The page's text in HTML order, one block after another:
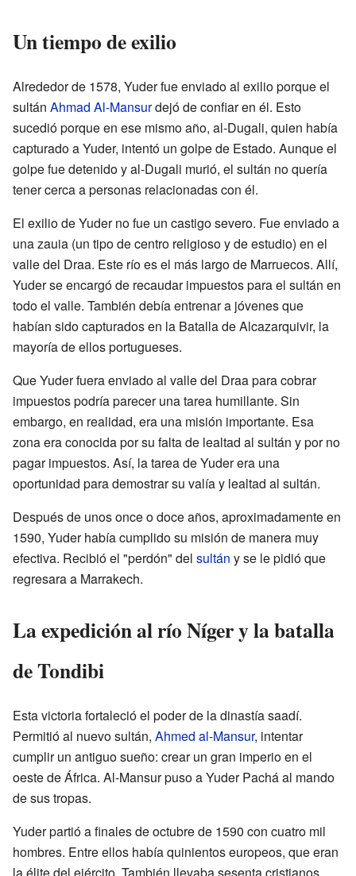
Un tiempo de exilio
Alrededor de 1578, Yuder fue enviado al exilio porque el
sultán Ahmad Al-Mansurdejó de confiar en él. Esto
sucedió porque en ese mismo año, al-Dugali, quien había
capturado a Yuder, intentó un golpe de Estado. Aunque el
golpe fue detenido y al-Dugali murió, el sultán no quería
tener cerca a personas relacionadas con él.
El exilio de Yuder no fue un castigo severo. Fue enviado a
una zauia (un tipo de centro religioso y de estudio) en el
valle del Draa. Este río es el más largo de Marruecos. Allí,
Yuder se encargó de recaudar impuestos para el sultán en
todo el valle. También debía entrenar a jóvenes que
habían sido capturados en la Batalla de Alcazarquivir, la
mayoría de ellos portugueses.
Que Yuder fuera enviado al valle del Draa para cobrar
impuestos podría parecer una tarea humillante. Sin
embargo, en realidad, era una misión importante. Esa
zona era conocida por su falta de lealtad al sultán y por no
pagar impuestos. Así, la tarea de Yuder era una
oportunidad para demostrar su valía y lealtad al sultán.
Después de unos once o doce años, aproximadamente en
1590, Yuder había cumplido su misión de manera muy
efectiva. Recibió el "perdón" del sultán y se le pidió que
regresara a Marrakech.
La expedición al río Níger y la batalla
de Tondibi
Esta victoria fortaleció el poder de la dinastía saadí.
Permitió al nuevo sultán, Ahmed al-Mansur, intentar
cumplir un antiguo sueño: crear un gran imperio en el
oeste de África. Al-Mansur puso a Yuder Pachá al mando
de sus tropas.
Yuder partió a finales de octubre de 1590 con cuatro mil
hombres. Entre ellos había quinientos europeos, que eran